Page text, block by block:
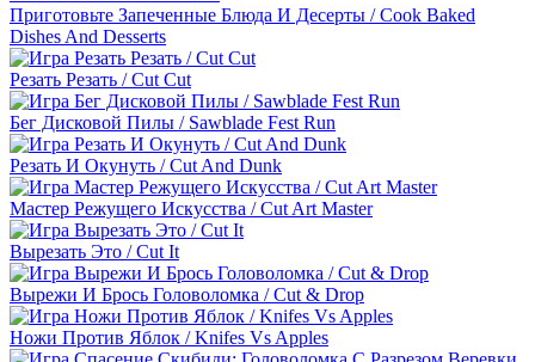
Приготовьте Запеченные Блюда И Десерты / Cook Baked
Dishes And Desserts
Резать Резать / Cut Cut
Бег Дисковой Пилы / Sawblade Fest Run
Резать И Окунуть / Cut And Dunk
Мастер Режущего Искусства / Cut Art Master
Вырезать Это / Cut It
Вырежи И Брось Головоломка / Cut & Drop
Ножи Против Яблок / Knifes Vs Apples